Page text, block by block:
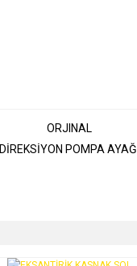
ORJINAL
DİREKSİYON POMPA AYAĞI